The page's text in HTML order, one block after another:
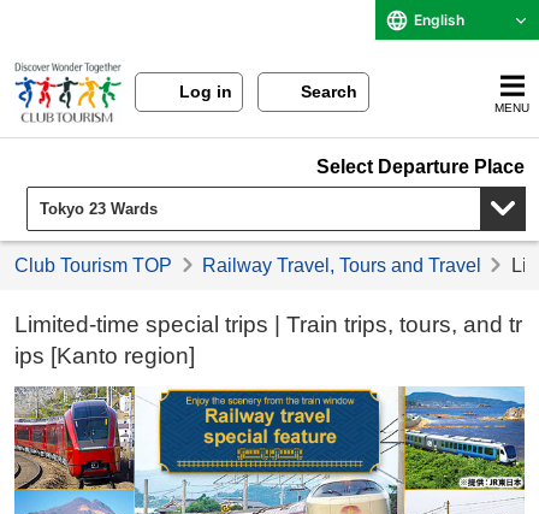
English
Log in Search
MENU
Select Departure Place
Club Tourism TOP Railway Travel, Tours and Travel
Limited-time special trips | Train trips, tours, and tr
ips [Kanto region]